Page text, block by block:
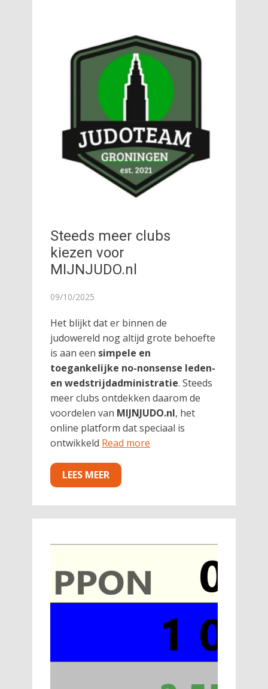
Steeds meer clubs
kiezen voor
MIJNJUDO.nl
09/10/2025
Het blijkt dat er binnen de
judowereld nog altijd grote behoefte
is aan een simpele en
toegankelijke no-nonsense leden-
en wedstrijdadministratie. Steeds
meer clubs ontdekken daarom de
voordelen van MIJNJUDO.nl, het
online platform dat speciaal is
ontwikkeld Read more
LEES MEER